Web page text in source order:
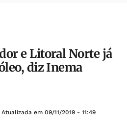
e Litoral Norte já
diz Inema
Atualizada em 09/11/2019 - 11:49